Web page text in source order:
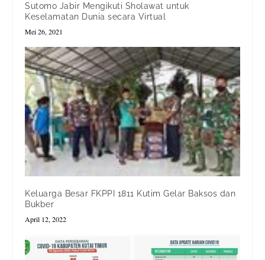
Sutomo Jabir Mengikuti Sholawat untuk
Keselamatan Dunia secara Virtual
Mei 26, 2021
Keluarga Besar FKPPI 1811 Kutim Gelar Baksos dan
Bukber
April 12, 2022